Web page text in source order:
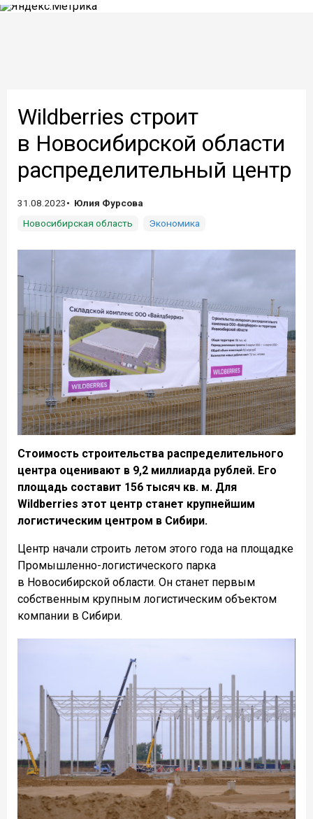
Wildberries строит
в Новосибирской области
распределительный центр
31.08.2023
Юлия Фурсова
Новосибирская область
Экономика
Стоимость строительства распределительного
центра оценивают в 9,2 миллиарда рублей. Его
площадь составит 156 тысяч кв. м. Для
Wildberries этот центр станет крупнейшим
логистическим центром в Сибири.
Центр начали строить летом этого года на площадке
Промышленно-логистического парка
в Новосибирской области. Он станет первым
собственным крупным логистическим объектом
компании в Сибири.